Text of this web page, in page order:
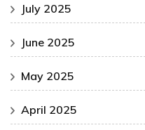
July 2025
June 2025
May 2025
April 2025